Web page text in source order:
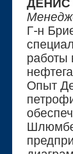
ДЕНИС
Г-н
работы
Опыт